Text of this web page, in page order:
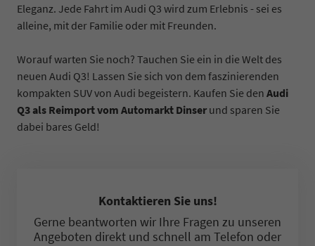
Eleganz. Jede Fahrt im Audi Q3 wird zum Erlebnis - sei es
alleine, mit der Familie oder mit Freunden.
Worauf warten Sie noch? Tauchen Sie ein in die Welt des
neuen Audi Q3! Lassen Sie sich von dem faszinierenden
kompakten SUV von Audi begeistern. Kaufen Sie den Audi
Q3 als Reimport vom Automarkt Dinser und sparen Sie
dabei bares Geld!
Kontaktieren Sie uns!
Gerne beantworten wir Ihre Fragen zu unseren
Angeboten direkt und schnell am Telefon oder